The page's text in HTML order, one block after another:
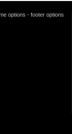
options - footer options